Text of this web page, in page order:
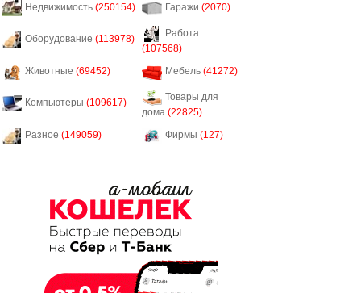
Недвижимость (250154) Гаражи (2070)
Оборудование (113978)
Работа
(107568)
Животные (69452) Мебель (41272)
Компьютеры (109617)
Товары для
дома (22825)
Разное (149059) Фирмы (127)